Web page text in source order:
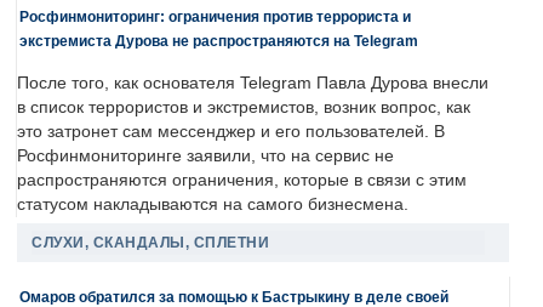
Росфинмониторинг: ограничения против террориста и
экстремиста Дурова не распространяются на Telegram
После того, как основателя Telegram Павла Дурова внесли
в список террористов и экстремистов, возник вопрос, как
это затронет сам мессенджер и его пользователей. В
Росфинмониторинге заявили, что на сервис не
распространяются ограничения, которые в связи с этим
статусом накладываются на самого бизнесмена.
СЛУХИ, СКАНДАЛЫ, СПЛЕТНИ
Омаров обратился за помощью к Бастрыкину в деле своей